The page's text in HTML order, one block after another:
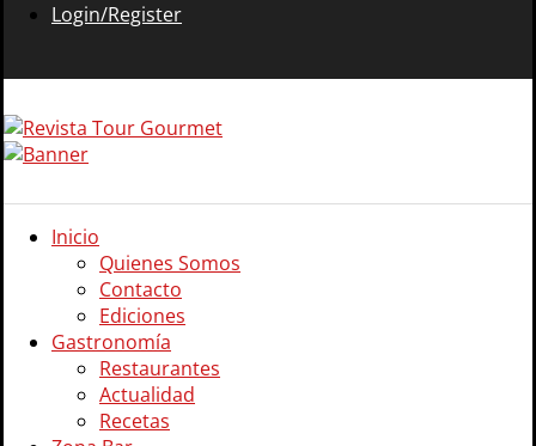
Login/Register
Inicio
Quienes Somos
Contacto
Ediciones
Gastronomía
Restaurantes
Actualidad
Recetas